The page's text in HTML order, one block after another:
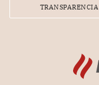
TRANSPARENCIA